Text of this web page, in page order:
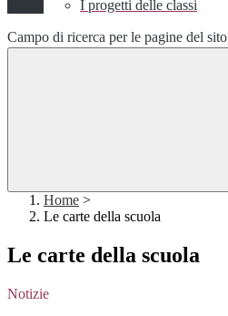
I progetti delle classi
Campo di ricerca per le pagine del sito
Home >
Le carte della scuola
Le carte della scuola
Notizie